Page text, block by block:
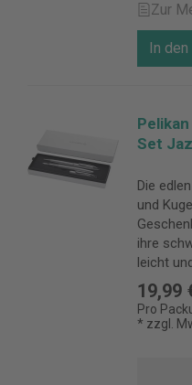
Zur
In den
Set
Die
und
ihre
leicht
19,99
Pro
* zzgl.